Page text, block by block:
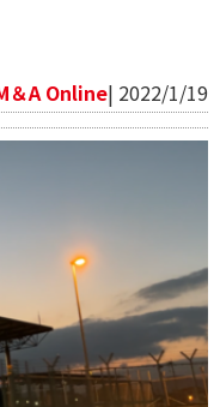
＆A Online| 2022/1/19